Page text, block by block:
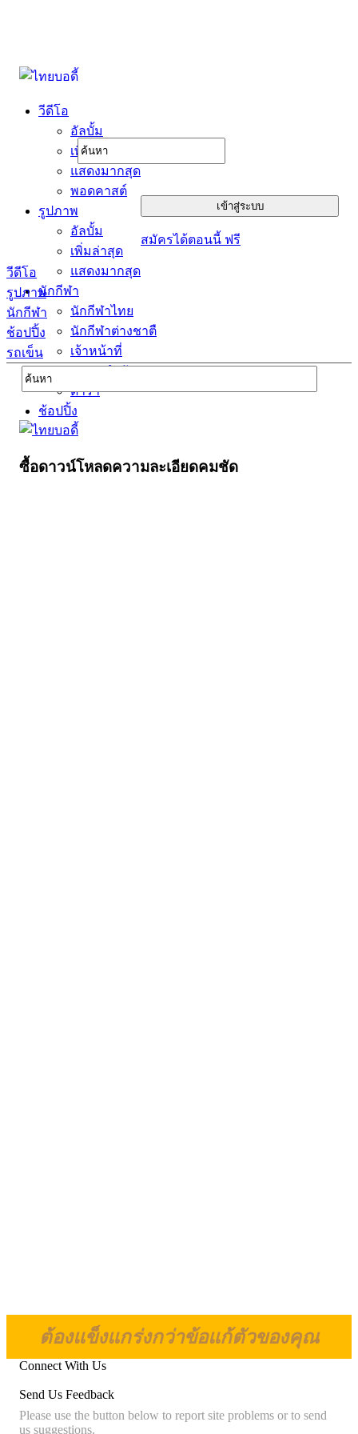
วีดีโอ
อัลบั้ม
เพิ่มล่าสุด
แสดงมากสุด
พอดคาสต์
รูปภาพ
อัลบั้ม
เพิ่มล่าสุด
แสดงมากสุด
นักกีฬา
นักกีฬาไทย
นักกีฬาต่างชาตื
เจ้าหน้าที่
บุคคลสำคัญ
ดารา
ช้อปปิ้ง
สมัครได้ตอนนี้ ฟรี
วีดีโอ
รูปภาพ
นักกีฬา
ช้อปปิ้ง
รถเข็น
ซื้อดาวน์โหลดความละเอียดคมชัด
ต้องแข็งแกร่งกว่าข้อแก้ตัวของคุณ
Connect With Us
Send Us Feedback
Please use the button below to report site problems or to send
us suggestions.